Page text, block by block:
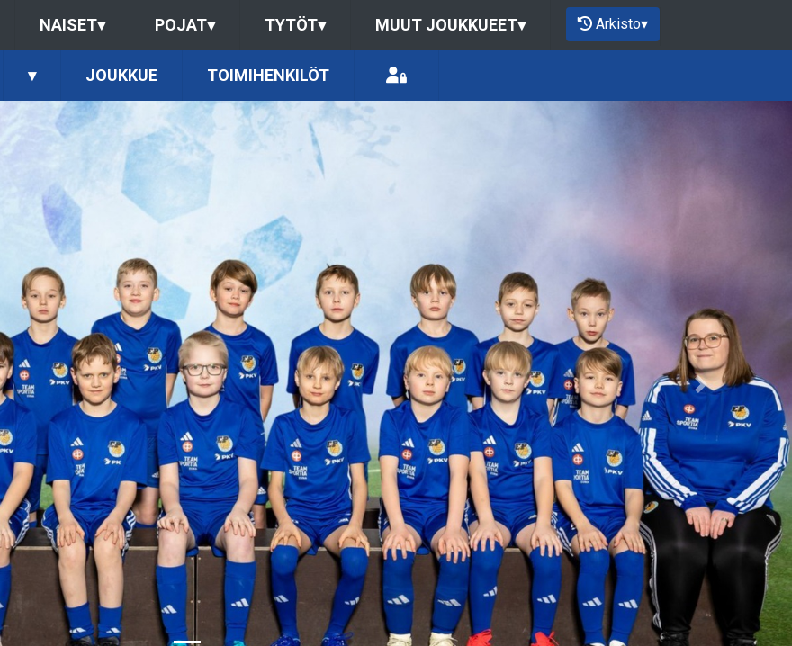
NAISET▾ POJAT▾ TYTÖT▾ MUUT JOUKKUEET▾ Arkisto▾
▾ JOUKKUE TOIMIHENKILÖT
Next